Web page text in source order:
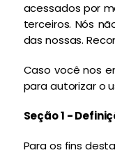
acessados por
terceiros. Nós
das nossas.
Caso você nos
para autorizar o
Seção 1 -
Para os fins